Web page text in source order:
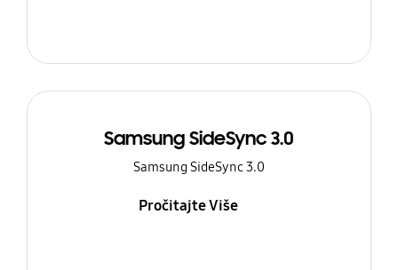
Samsung SideSync 3.0
Samsung SideSync 3.0
Pročitajte Više